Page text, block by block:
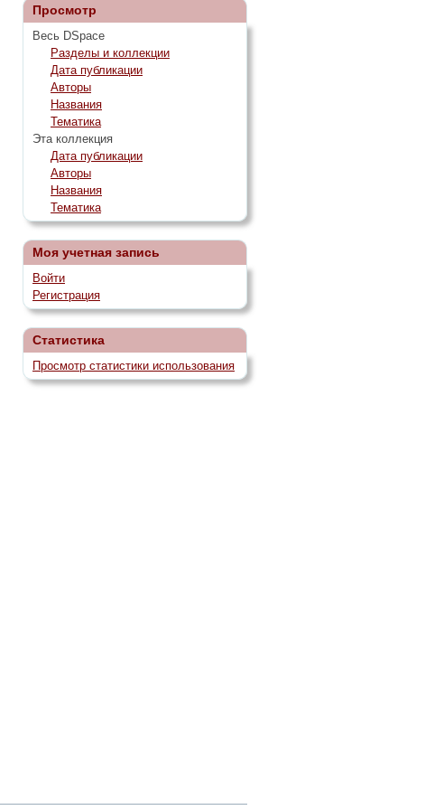
Просмотр
Весь DSpace
Разделы и коллекции
Дата публикации
Авторы
Названия
Тематика
Эта коллекция
Дата публикации
Авторы
Названия
Тематика
Моя учетная запись
Войти
Регистрация
Статистика
Просмотр статистики использования